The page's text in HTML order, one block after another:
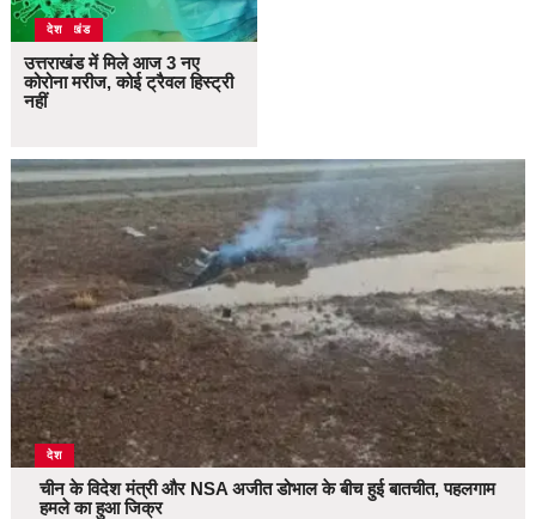
उत्तराखंड
देश
उत्तराखंड में मिले आज 3 नए
कोरोना मरीज, कोई ट्रैवल हिस्ट्री
नहीं
देश
चीन के विदेश मंत्री और NSA अजीत डोभाल के बीच हुई बातचीत, पहलगाम
हमले का हुआ जिक्र